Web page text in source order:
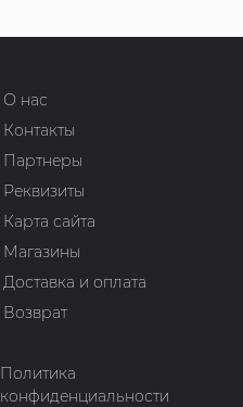
О нас
Контакты
Партнеры
Реквизиты
Карта сайта
Магазины
Доставка и оплата
Возврат
Политика
конфиденциальности